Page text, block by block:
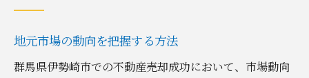
地元市場の動向を把握する方法
群馬県伊勢崎市での不動産売却成功において、市場動向